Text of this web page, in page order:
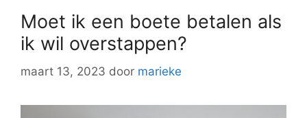
Moet ik een boete betalen als
ik wil overstappen?
maart 13, 2023 door marieke